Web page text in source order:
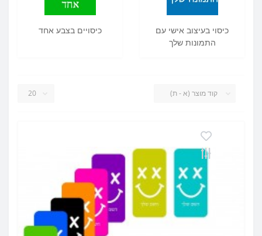
כיסוי בעיצוב אישי עם
התמונות שלך
כיסויים בצבע אחד